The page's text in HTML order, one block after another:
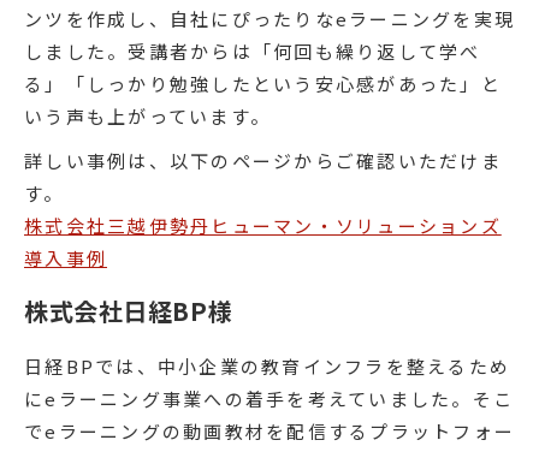
ンツを作成し、自社にぴったりなeラーニングを実現
しました。受講者からは「何回も繰り返して学べ
る」「しっかり勉強したという安心感があった」と
いう声も上がっています。
詳しい事例は、以下のページからご確認いただけま
す。
株式会社三越伊勢丹ヒューマン・ソリューションズ
導入事例
株式会社日経BP様
日経BPでは、中小企業の教育インフラを整えるため
にeラーニング事業への着手を考えていました。そこ
でeラーニングの動画教材を配信するプラットフォー